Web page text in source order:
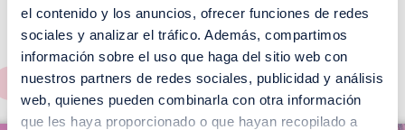
el contenido y los anuncios, ofrecer funciones de redes
sociales y analizar el tráfico. Además, compartimos
información sobre el uso que haga del sitio web con
nuestros partners de redes sociales, publicidad y análisis
web, quienes pueden combinarla con otra información
que les haya proporcionado o que hayan recopilado a
¡No te pierdas nuestros
EVENTOS!
Ver todos >